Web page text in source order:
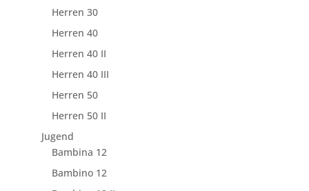
Herren 30
Herren 40
Herren 40 II
Herren 40 III
Herren 50
Herren 50 II
Jugend
Bambina 12
Bambino 12